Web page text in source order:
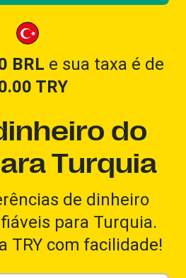
BRL e sua taxa é de
TRY
do
Turquia
de dinheiro
para Turquia.
TRY com facilidade!